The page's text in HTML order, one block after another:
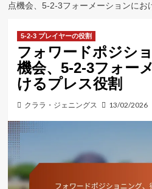
点機会、5-2-3フォーメーションにお
5-2-3 プレイヤーの役割
フォワードポジシ
機会、5-2-3フォー
けるプレス役割
クララ・ジェニングス 13/02/2026